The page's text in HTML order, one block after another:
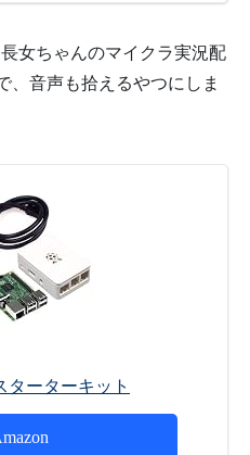
女ちゃんのマイクラ実況配
、音声も拾えるやつにしま
ターターキット